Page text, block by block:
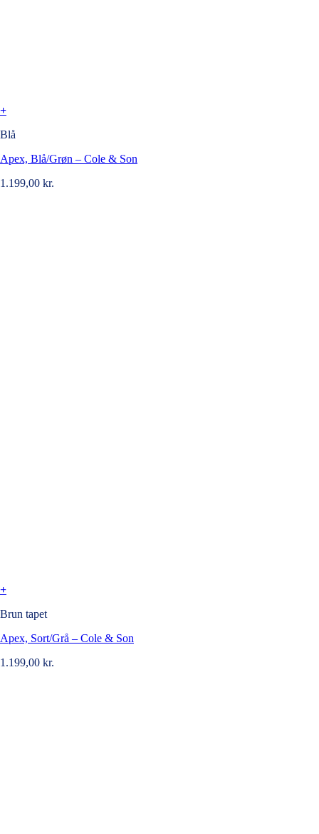
+
Blå
Apex, Blå/Grøn – Cole & Son
1.199,00 kr.
+
Brun tapet
Apex, Sort/Grå – Cole & Son
1.199,00 kr.